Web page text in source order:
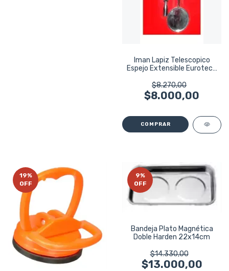
Iman Lapiz Telescopico
Espejo Extensible Eurotech
$8.270,00
$8.000,00
19%
OFF
9%
OFF
Bandeja Plato Magnética
Doble Harden 22x14cm
$14.330,00
$13.000,00